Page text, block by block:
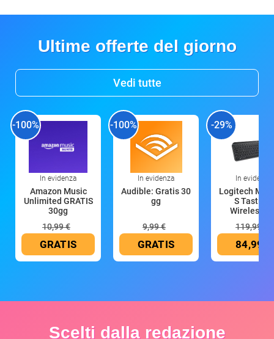
Ultime offerte del giorno
Vedi tutte
-100%
In evidenza
Amazon Music
Unlimited GRATIS
30gg
10,99 €
GRATIS
-100%
In evidenza
Audible: Gratis 30
gg
9,99 €
GRATIS
-29%
In evidenza
Logitech MX
S Tastiera
Wireless
119,99 €
84,99 €
Scelti dalla redazione